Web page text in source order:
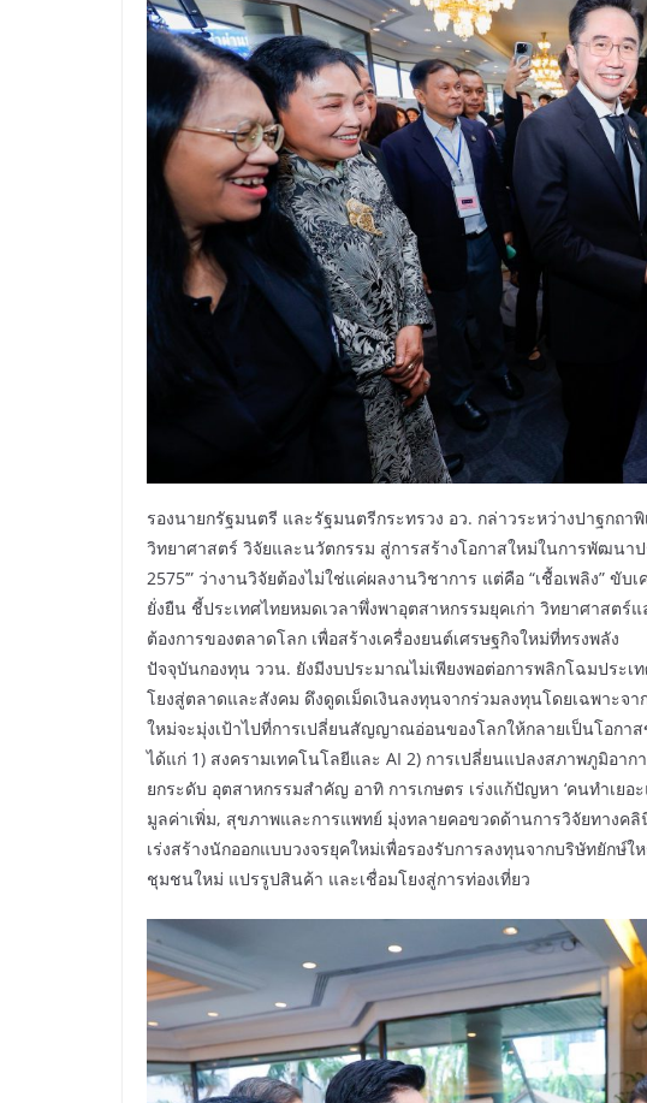
รองนายกรัฐมนตรี และรัฐมนตรีกระทรวง อว. กล่าวระหว่างปาฐกถ
วิทยาศาสตร์ วิจัยและนวัตกรรม สู่การสร้างโอกาสใหม่ในการพัฒนา
2575’” ว่างานวิจัยต้องไม่ใช่แค่ผลงานวิชาการ แต่คือ “เชื้อเพลิง” ขั
ยั่งยืน ชี้ประเทศไทยหมดเวลาพึ่งพาอุตสาหกรรมยุคเก่า วิทยาศาสต
ต้องการของตลาดโลก เพื่อสร้างเครื่องยนต์เศรษฐกิจใหม่ที่ทรงพลัง
ปัจจุบันกองทุน ววน. ยังมีงบประมาณไม่เพียงพอต่อการพลิกโฉมประ
โยงสู่ตลาดและสังคม ดึงดูดเม็ดเงินลงทุนจากร่วมลงทุนโดยเฉพาะจ
ใหม่จะมุ่งเป้าไปที่การเปลี่ยนสัญญาณอ่อนของโลกให้กลายเป็นโอกา
ได้แก่ 1) สงครามเทคโนโลยีและ AI 2) การเปลี่ยนแปลงสภาพภูมิอา
ยกระดับ อุตสาหกรรมสำคัญ อาทิ การเกษตร เร่งแก้ปัญหา ‘คนทำเยอ
มูลค่าเพิ่ม, สุขภาพและการแพทย์ มุ่งทลายคอขวดด้านการวิจัยทางค
เร่งสร้างนักออกแบบวงจรยุคใหม่เพื่อรองรับการลงทุนจากบริษัทยักษ์
ชุมชนใหม่ แปรรูปสินค้า และเชื่อมโยงสู่การท่องเที่ยว